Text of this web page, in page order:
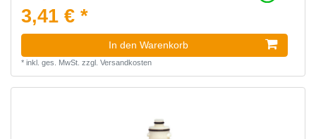
3,41 € *
In den Warenkorb
* inkl. ges. MwSt. zzgl. Versandkosten